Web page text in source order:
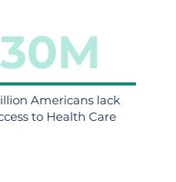
30M
Americans lack
to Health Care